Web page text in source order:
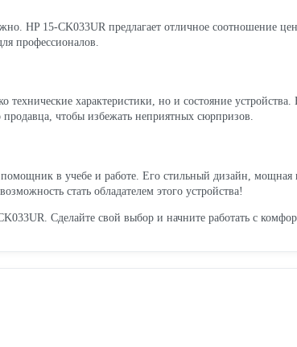
HP 15-CK033UR предлагает отличное соотношение
профессионалов.
технические характеристики, но и состояние
чтобы избежать неприятных сюрпризов.
в учебе и работе. Его стильный дизайн, мощная
стать обладателем этого устройства!
Сделайте свой выбор и начните работать с